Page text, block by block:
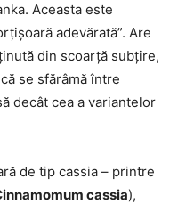
Aceasta este
adevărată”. Are
din scoarță subțire,
se sfărâmă între
decât cea a variantelor
de tip cassia – printre
cassia),